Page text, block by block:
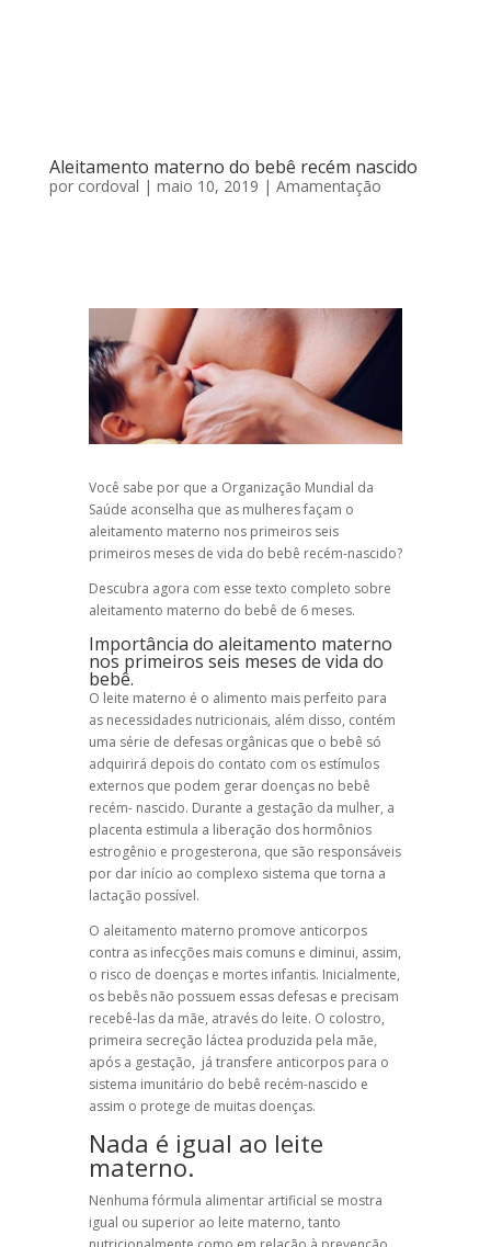
Aleitamento materno do bebê recém nascido
por cordoval | maio 10, 2019 | Amamentação
Você sabe por que a Organização Mundial da
Saúde aconselha que as mulheres façam o
aleitamento materno nos primeiros seis
primeiros meses de vida do bebê recém-nascido?
Descubra agora com esse texto completo sobre
aleitamento materno do bebê de 6 meses.
Importância do aleitamento materno
nos primeiros seis meses de vida do
bebê.
O leite materno é o alimento mais perfeito para
as necessidades nutricionais, além disso, contém
uma série de defesas orgânicas que o bebê só
adquirirá depois do contato com os estímulos
externos que podem gerar doenças no bebê
recém- nascido. Durante a gestação da mulher, a
placenta estimula a liberação dos hormônios
estrogênio e progesterona, que são responsáveis
por dar início ao complexo sistema que torna a
lactação possível.
O aleitamento materno promove anticorpos
contra as infecções mais comuns e diminui, assim,
o risco de doenças e mortes infantis. Inicialmente,
os bebês não possuem essas defesas e precisam
recebê-las da mãe, através do leite. O colostro,
primeira secreção láctea produzida pela mãe,
após a gestação, já transfere anticorpos para o
sistema imunitário do bebê recém-nascido e
assim o protege de muitas doenças.
Nada é igual ao leite
materno.
Nenhuma fórmula alimentar artificial se mostra
igual ou superior ao leite materno, tanto